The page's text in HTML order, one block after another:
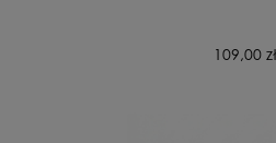
109,00 zł